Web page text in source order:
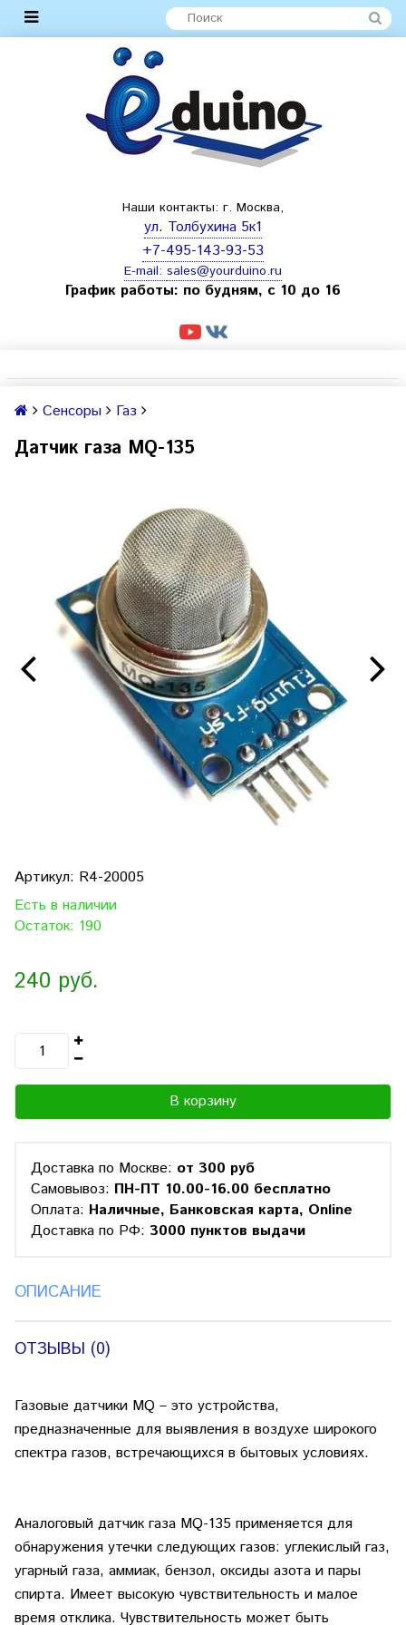
Наши контакты: г. Москва,
ул. Толбухина 5к1
+7-495-143-93-53
E-mail: sales@yourduino.ru
График работы: по будням, с 10 до 16
Сенсоры Газ
Датчик газа MQ-135
Артикул: R4-20005
Есть в наличии
Остаток: 190
240 руб.
В корзину
Доставка по Москве: от 300 руб
Самовывоз: ПН-ПТ 10.00-16.00 бесплатно
Оплата: Наличные, Банковская карта, Online
Доставка по РФ: 3000 пунктов выдачи
ОПИСАНИЕ
ОТЗЫВЫ (0)
Газовые датчики MQ – это устройства,
предназначенные для выявления в воздухе широкого
спектра газов, встречающихся в бытовых условиях.
Аналоговый датчик газа MQ-135 применяется для
обнаружения утечки следующих газов: углекислый газ,
угарный газа, аммиак, бензол, оксиды азота и пары
спирта. Имеет высокую чувствительность и малое
время отклика. Чувствительность может быть